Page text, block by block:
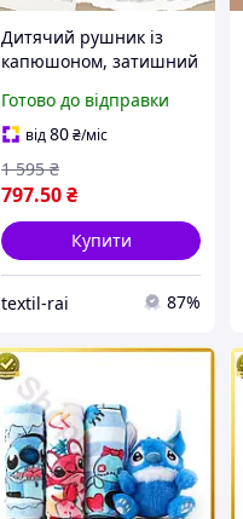
Дитячий рушник із
капюшоном, затишний
накидка м'яка
Полотенце для дітей
мікрофібра
Готово до відправки
від80₴/міс
797.50₴
1 595 ₴
Купити
textil-rai 87%